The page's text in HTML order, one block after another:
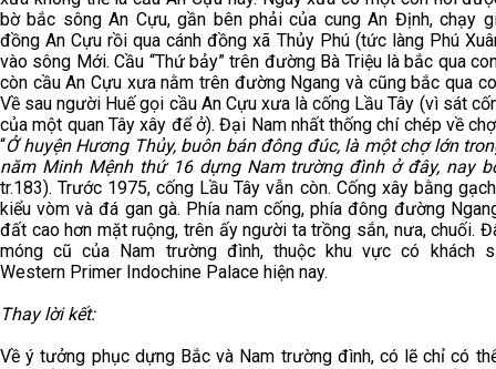
bờ bắc sông An Cựu, gần bên phải của cung An Định, chạy
đồng An Cựu rồi qua cánh đồng xã Thủy Phú (tức làng Phú
vào sông Mới. Cầu “Thứ bảy” trên đường Bà Triệu là bắc qua
còn cầu An Cựu xưa nằm trên đường Ngang và cũng bắc qua
Về sau người Huế gọi cầu An Cựu xưa là cống Lầu Tây (vì sát
của một quan Tây xây để ở). Đại Nam nhất thống chí chép về
“Ở huyện Hương Thủy, buôn bán đông đúc, là một chợ lớn
năm Minh Mệnh thứ 16 dựng Nam trường đình ở đây, nay
tr.183). Trước 1975, cống Lầu Tây vẫn còn. Cống xây bằng
kiểu vòm và đá gan gà. Phía nam cống, phía đông đường
đất cao hơn mặt ruộng, trên ấy người ta trồng sắn, nưa, chuối.
móng cũ của Nam trường đình, thuộc khu vực có khách
Western Primer Indochine Palace hiện nay.
Thay lời kết:
Về ý tưởng phục dựng Bắc và Nam trường đình, có lẽ chỉ có